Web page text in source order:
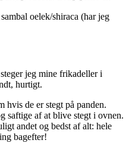
oelek/shiraca (har jeg
jeg mine frikadeller i
hurtigt.
hvis de er stegt på panden.
saftige af at blive stegt i ovnen.
andet og bedst af alt: hele
bagefter!